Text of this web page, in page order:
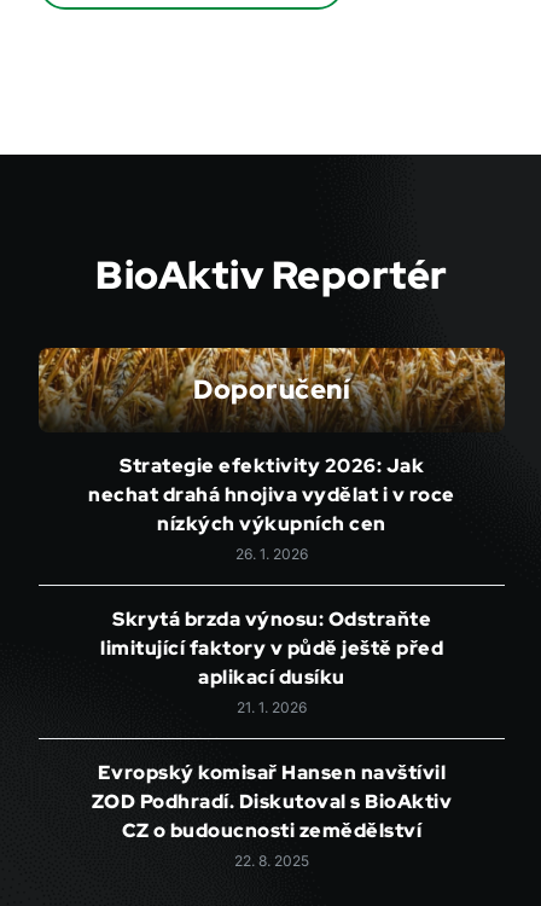
BioAktiv Reportér
Doporučení
Strategie efektivity 2026: Jak
nechat drahá hnojiva vydělat i v roce
nízkých výkupních cen
26. 1. 2026
Skrytá brzda výnosu: Odstraňte
limitující faktory v půdě ještě před
aplikací dusíku
21. 1. 2026
Evropský komisař Hansen navštívil
ZOD Podhradí. Diskutoval s BioAktiv
CZ o budoucnosti zemědělství
22. 8. 2025